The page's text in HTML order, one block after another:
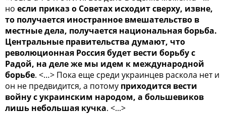
но если приказ о Советах исходит сверху, извне,
то получается иностранное вмешательство в
местные дела, получается национальная борьба.
Центральные правительства думают, что
револю­ци­он­ная Россия будет вести борьбу с
Радой, на деле же мы идем к международной
борьбе. <…> Пока еще среди украинцев раскола нет и
он не предвидится, а потому приходится вести
войну с украинским народом, а большевиков
лишь небольшая кучка. <...>